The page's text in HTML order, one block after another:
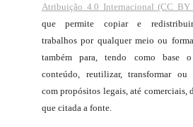
Atribuição 4.0 Internacional (CC BY
que permite copiar e
trabalhos por qualquer meio ou
também para, tendo como base
conteúdo, reutilizar, transformar ou
com propósitos legais, até comerciais,
que citada a fonte.